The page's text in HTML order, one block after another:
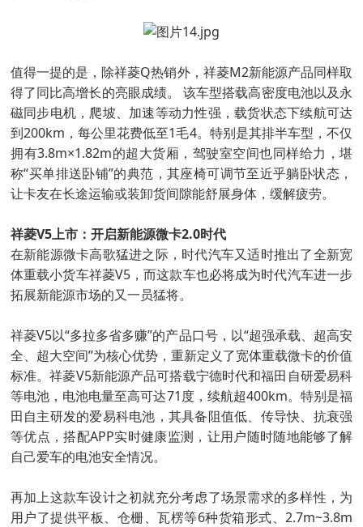
值得一提的是，除祥菱Q热销外，祥菱M2新能源产品同样取
得了同比高增长的亮眼成绩。 该车型搭载高密度电池以及永
磁同步电机，爬坡、加速等动力性强，载货状态下续航可达
到200km，每公里花费低至1毛4。特别是其排半车型，不仅
拥有3.8m×1.82m的超大货厢，驾驶室空间也同样给力，堪
称“买单排送卧铺”的典范，其座椅可调节至近乎躺卧状态，
让卡友在长途运输或装卸货间隙能舒展身体，缓解疲劳。
祥菱V5上市：开启新能源微卡2.0时代
在新能源微卡高歌猛进之际，时代汽车又适时推出了全新宽
体重载小货车祥菱V5，而这款车也必将成为时代汽车进一步
拓展新能源市场的又一员猛将。
祥菱V5以“多拉多省多赚”的产品口号，以“超强承载、超高安
全、超大空间”为核心优势，重新定义了宽体重载微卡的价值
标准。祥菱V5新能源产品可搭载宁德时代和福田自研爱易科
等电池，电池电量至高可达71度，续航超400km。特别是福
田自主研发的爱易科电池，其具备阻值低、传导快、抗衰强
等优点，搭配APP实时健康监测，让用户随时随地能够了解
自己爱车的电池安全情况。
再加上这款车设计之初就充分考虑了场景需求的多样性，为
用户了提供平板、仓栅、瓦楞等6种货箱形式、2.7m~3.8m